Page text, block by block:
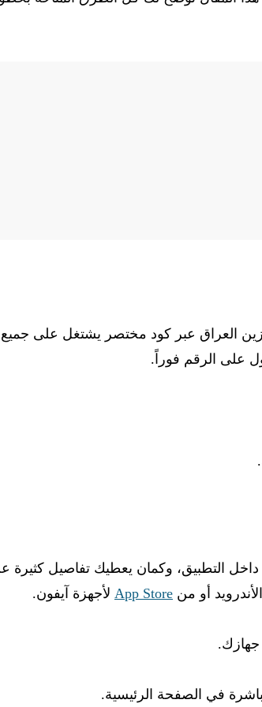
العراق عبر كود مختصر يشتغل على جميع
على الرقم فوراً.
التطبيق، وكمان يعطيك تفاصيل كثيرة
أو من App Store لأجهزة آيفون.